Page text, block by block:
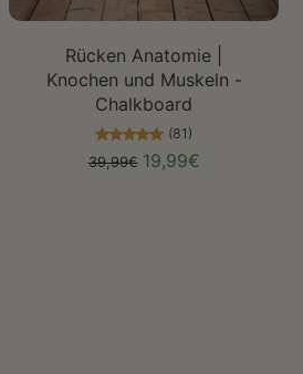
Rücken Anatomie |
Knochen und Muskeln -
Chalkboard
(81)
39,99€ 19,99€